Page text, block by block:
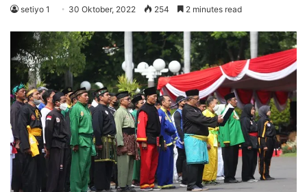
setiyo 1 30 Oktober, 2022 254 2 minutes read